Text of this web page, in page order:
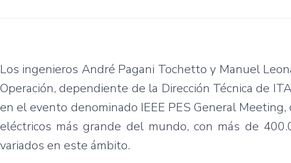
Los ingenieros André Pagani Tochetto y Manuel
Operación, dependiente de la Dirección Técnica de
en el evento denominado IEEE PES General
eléctricos más grande del mundo, con más de
variados en este ámbito.